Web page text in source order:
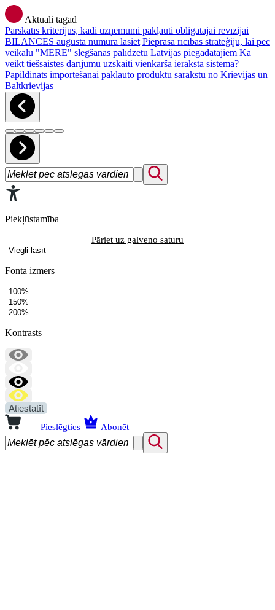
Aktuāli tagad
Pārskatīs kritērijus, kādi uzņēmumi pakļauti obligātajai revīzijai
BILANCES augusta numurā lasiet Pieprasa rīcības stratēģiju, lai pēc
veikalu "MERE" slēgšanas palīdzētu Latvijas piegādātājiem Kā
veikt tiešsaistes darījumu uzskaiti vienkāršā ieraksta sistēmā?
Papildināts importēšanai pakļauto produktu sarakstu no Krievijas un
Baltkrievijas
Piekļūstamība
Pāriet uz galveno saturu
Viegli lasīt
Fonta izmērs
100%
150%
200%
Kontrasts
Atiestatīt
Pieslēgties Abonēt